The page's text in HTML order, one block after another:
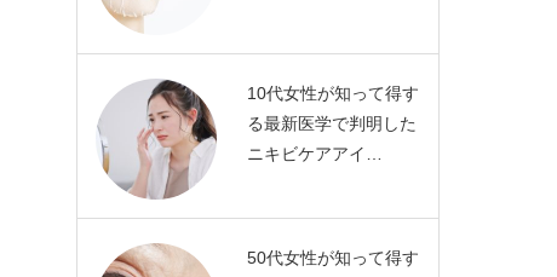
10代女性が知って得す
る最新医学で判明した
ニキビケアアイ…
50代女性が知って得す